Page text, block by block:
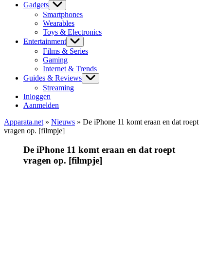
Gadgets
Smartphones
Wearables
Toys & Electronics
Entertainment
Films & Series
Gaming
Internet & Trends
Guides & Reviews
Streaming
Inloggen
Aanmelden
Apparata.net » Nieuws » De iPhone 11 komt eraan en dat roept
vragen op. [filmpje]
De iPhone 11 komt eraan en dat roept
vragen op. [filmpje]